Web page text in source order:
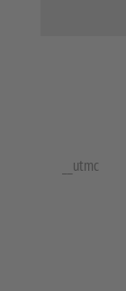
__utmc